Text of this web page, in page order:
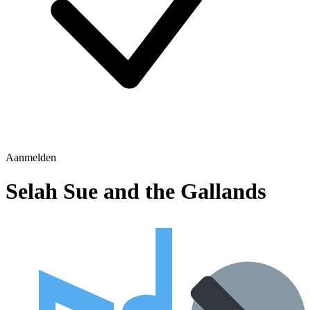
Aanmelden
Selah Sue and the Gallands